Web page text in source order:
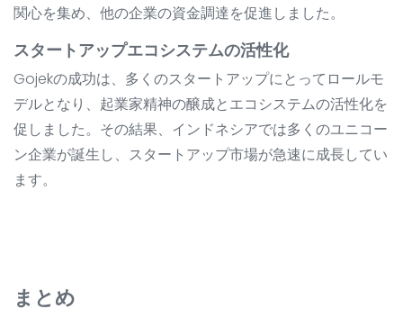
関心を集め、他の企業の資金調達を促進しました。
スタートアップエコシステムの活性化
Gojekの成功は、多くのスタートアップにとってロールモ
デルとなり、起業家精神の醸成とエコシステムの活性化を
促しました。その結果、インドネシアでは多くのユニコー
ン企業が誕生し、スタートアップ市場が急速に成長してい
ます。
まとめ